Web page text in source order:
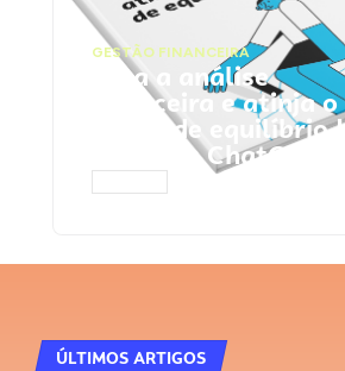
GESTÃO FINANCEIRA
Faça a análise
financeira e atinja o
ponto de equilíbrio |
Prompts ChatGPT
ÚLTIMOS ARTIGOS